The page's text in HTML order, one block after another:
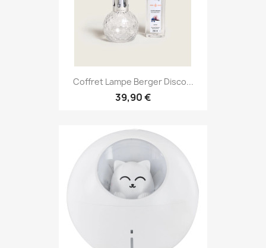
Coffret Lampe Berger Disco...
39,90 €